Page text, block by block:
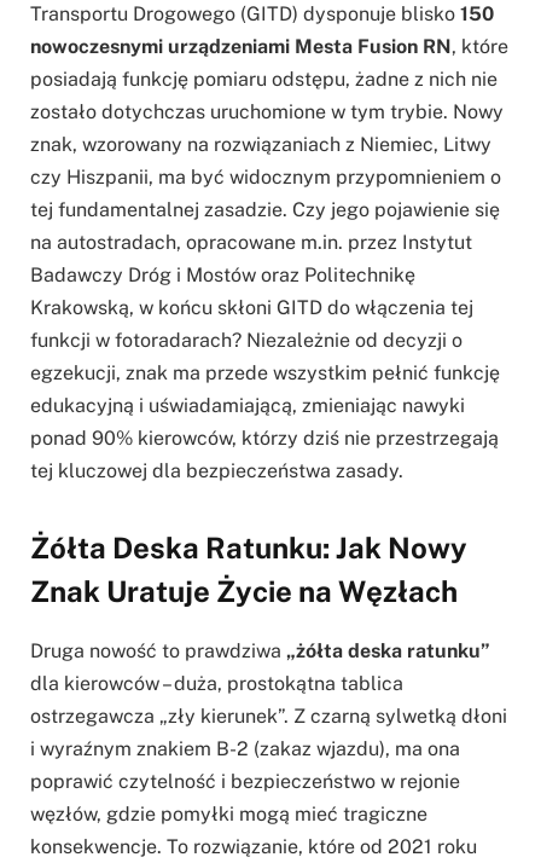
Transportu Drogowego (GITD) dysponuje blisko 150
nowoczesnymi urządzeniami Mesta Fusion RN, które
posiadają funkcję pomiaru odstępu, żadne z nich nie
zostało dotychczas uruchomione w tym trybie. Nowy
znak, wzorowany na rozwiązaniach z Niemiec, Litwy
czy Hiszpanii, ma być widocznym przypomnieniem o
tej fundamentalnej zasadzie. Czy jego pojawienie się
na autostradach, opracowane m.in. przez Instytut
Badawczy Dróg i Mostów oraz Politechnikę
Krakowską, w końcu skłoni GITD do włączenia tej
funkcji w fotoradarach? Niezależnie od decyzji o
egzekucji, znak ma przede wszystkim pełnić funkcję
edukacyjną i uświadamiającą, zmieniając nawyki
ponad 90% kierowców, którzy dziś nie przestrzegają
tej kluczowej dla bezpieczeństwa zasady.
Żółta Deska Ratunku: Jak Nowy
Znak Uratuje Życie na Węzłach
Druga nowość to prawdziwa „żółta deska ratunku”
dla kierowców – duża, prostokątna tablica
ostrzegawcza „zły kierunek”. Z czarną sylwetką dłoni
i wyraźnym znakiem B-2 (zakaz wjazdu), ma ona
poprawić czytelność i bezpieczeństwo w rejonie
węzłów, gdzie pomyłki mogą mieć tragiczne
konsekwencje. To rozwiązanie, które od 2021 roku